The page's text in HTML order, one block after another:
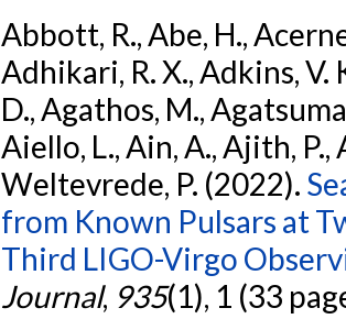
Abbott, R., Abe, H.,
Adhikari, R. X., Adkins, V.
D., Agathos, M.,
Aiello, L., Ain, A., Ajith, P.,
Weltevrede, P. (2022).
from Known Pulsars at
Third LIGO-Virgo
Journal, 935(1), 1 (33